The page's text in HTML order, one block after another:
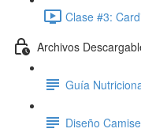
Clase #3:
Archivos
Guía
Diseño